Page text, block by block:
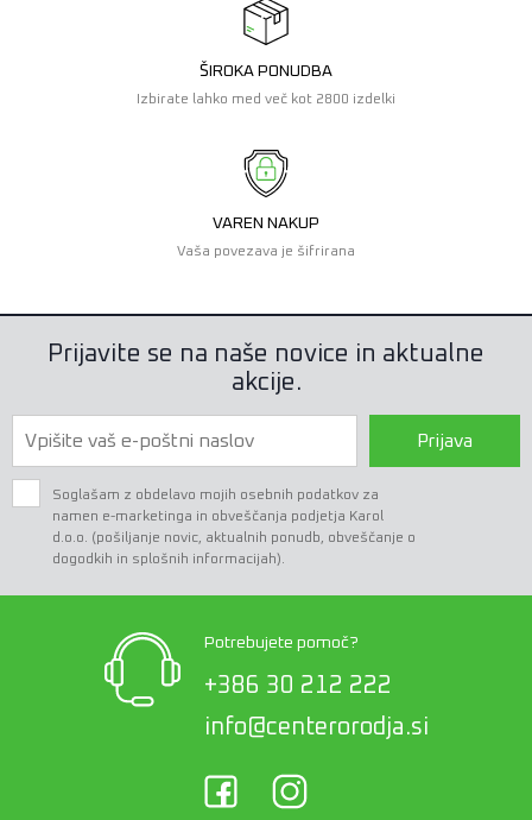
ŠIROKA PONUDBA
Izbirate lahko med več kot 2800 izdelki
VAREN NAKUP
Vaša povezava je šifrirana
Prijavite se na naše novice in aktualne
akcije.
Prijava
Soglašam z obdelavo mojih osebnih podatkov za
namen e-marketinga in obveščanja podjetja Karol
d.o.o. (pošiljanje novic, aktualnih ponudb, obveščanje o
dogodkih in splošnih informacijah).
Potrebujete pomoč?
+386 30 212 222
info@centerorodja.si